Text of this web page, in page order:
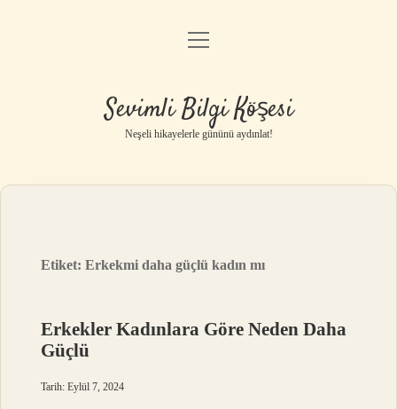
Anasayfa
Yasal Uyarı
menüyü
Sevimli Bilgi Köşesi
Neşeli hikayelerle gününü aydınlat!
Etiket:Erkekmi daha güçlü kadın mı
Erkekler Kadınlara Göre Neden Daha
Güçlü
Tarih: Eylül 7, 2024